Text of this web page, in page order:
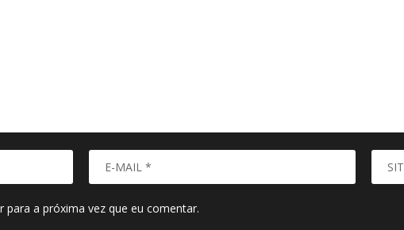
para a próxima vez que eu comentar.